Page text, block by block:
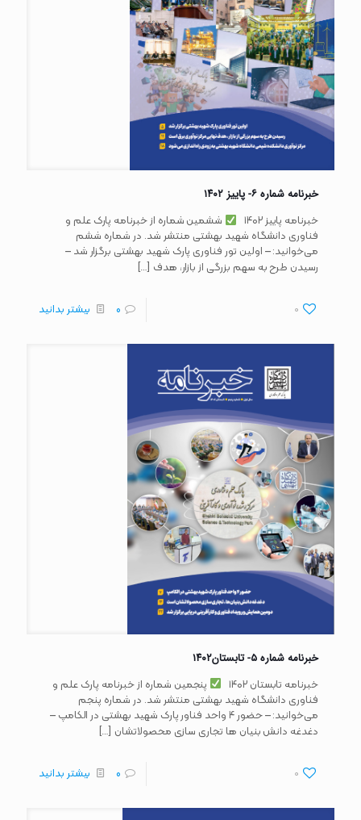
خبرنامه شماره ۶- پاییز ۱۴۰۲
خبرنامه پاییز ۱۴۰۲
ششمین شماره از خبرنامه پارک علم و
فناوری دانشگاه شهید بهشتی منتشر شد. در شماره ششم
می‌خوانید: – اولین تور فناوری پارک شهید بهشتی برگزار شد –
رسیدن طرح به سهم بزرگی از بازار، هدف […]
0
0 بیشتر بدانید
خبرنامه شماره ۵- تابستان۱۴۰۲
خبرنامه تابستان ۱۴۰۲
پنجمین شماره از خبرنامه پارک علم و
فناوری دانشگاه شهید بهشتی منتشر شد. در شماره پنجم
می‌خوانید: – حضور ۴ واحد فناور پارک شهید بهشتی در الکامپ –
دغدغه دانش بنیان ها تجاری سازی محصولاتشان […]
0
0 بیشتر بدانید